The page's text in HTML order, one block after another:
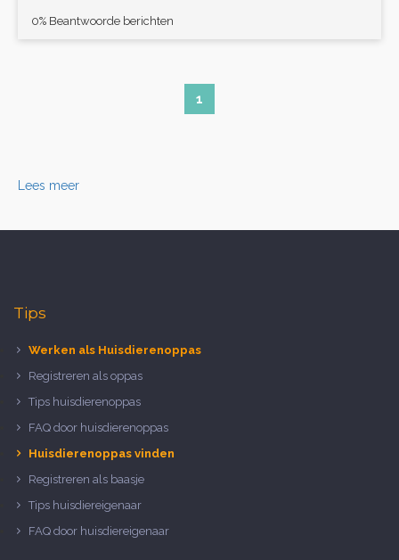
0% Beantwoorde berichten
1
Lees meer
Tips
Werken als Huisdierenoppas
Registreren als oppas
Tips huisdierenoppas
FAQ door huisdierenoppas
Huisdierenoppas vinden
Registreren als baasje
Tips huisdiereigenaar
FAQ door huisdiereigenaar